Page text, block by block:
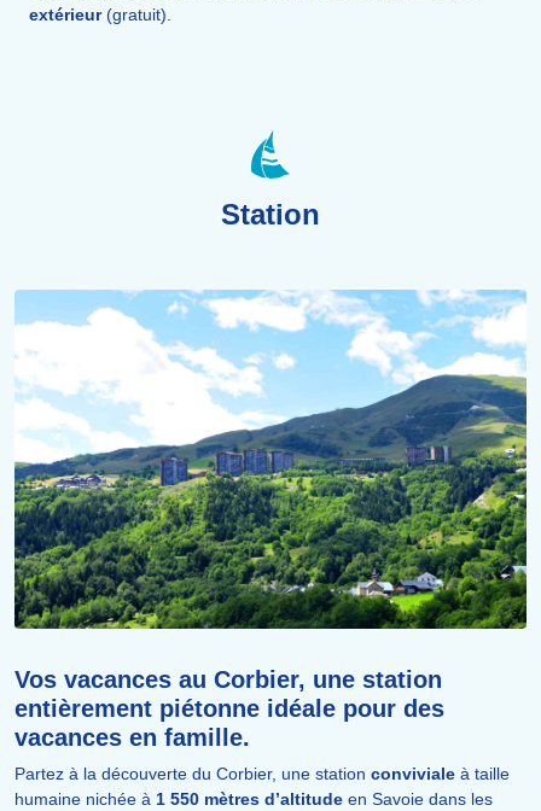
extérieur(gratuit).
Station
Vos vacances au Corbier, une station
entièrement piétonne idéale pour des
vacances en famille.
Partez à la découverte du Corbier, une station conviviale à taille
humaine nichée à 1 550 mètres d’altitude en Savoie dans les